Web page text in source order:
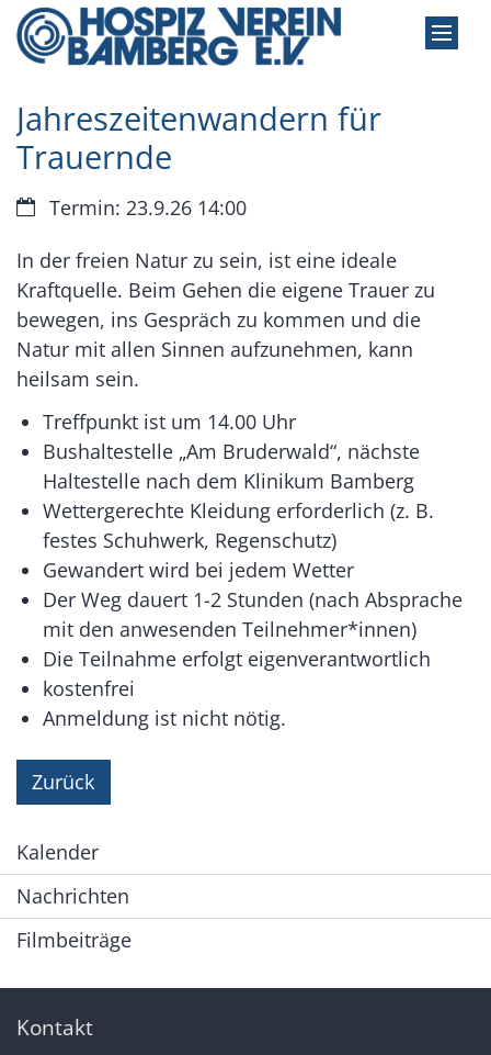
Zum Inhalt springen
Jahreszeitenwandern für
Trauernde
Datum:Termin: 23.9.26 14:00
In der freien Natur zu sein, ist eine ideale
Kraftquelle. Beim Gehen die eigene Trauer zu
bewegen, ins Gespräch zu kommen und die
Natur mit allen Sinnen aufzunehmen, kann
heilsam sein.
Treffpunkt ist um 14.00 Uhr
Bushaltestelle „Am Bruderwald“, nächste
Haltestelle nach dem Klinikum Bamberg
Wettergerechte Kleidung erforderlich (z. B.
festes Schuhwerk, Regenschutz)
Gewandert wird bei jedem Wetter
Der Weg dauert 1-2 Stunden (nach Absprache
mit den anwesenden Teilnehmer*innen)
Die Teilnahme erfolgt eigenverantwortlich
kostenfrei
Anmeldung ist nicht nötig.
Zurück
Kalender
Nachrichten
Filmbeiträge
Kontakt